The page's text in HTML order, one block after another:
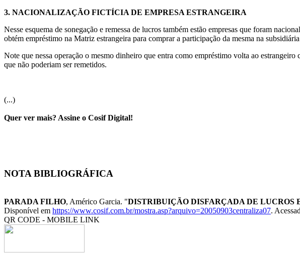
3. NACIONALIZAÇÃO FICTÍCIA DE EMPRESA ESTRANGEIRA
Nesse esquema de sonegação e remessa de lucros também estão empresas que foram
obtém empréstimo na Matriz estrangeira para comprar a participação da mesma na
Note que nessa operação o mesmo dinheiro que entra como empréstimo volta ao
que não poderiam ser remetidos.
(...)
Quer ver mais? Assine o Cosif Digital!
NOTA BIBLIOGRÁFICA
PARADA FILHO, Américo Garcia. "DISTRIBUIÇÃO DISFARÇADA DE LUCROS
Disponível em https://www.cosif.com.br/mostra.asp?arquivo=20050903centraliza07.
QR CODE - MOBILE LINK